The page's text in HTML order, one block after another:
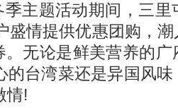
主题活动期间，三里
盛情提供优惠团购，
无论是鲜美营养的
的台湾菜还是异国风
情!